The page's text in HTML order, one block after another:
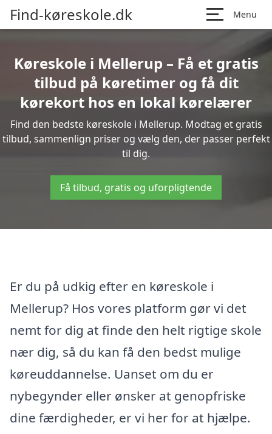
Find-køreskole.dk Menu
Køreskole i Mellerup – Få et gratis
tilbud på køretimer og få dit
kørekort hos en lokal kørelærer
Find den bedste køreskole i Mellerup. Modtag et gratis
tilbud, sammenlign priser og vælg den, der passer perfekt
til dig.
Få tilbud, gratis og uforpligtende
Er du på udkig efter en køreskole i
Mellerup? Hos vores platform gør vi det
nemt for dig at finde den helt rigtige skole
nær dig, så du kan få den bedst mulige
køreuddannelse. Uanset om du er
nybegynder eller ønsker at genopfriske
dine færdigheder, er vi her for at hjælpe.